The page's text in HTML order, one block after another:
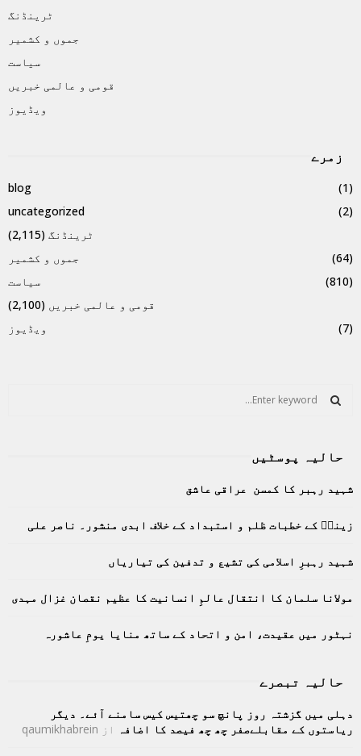
ٹرینڈنگ
جموں و کشمیر
سیاست
قومی و عالمی خبریں
ویڈیوز
زمرے
blog
(1)
uncategorized
(2)
ٹرینڈنگ (2,115)
جموں و کشمیر
(64)
سیاست
(810)
قومی و عالمی خبریں (2,100)
ویڈیوز
(7)
f
r
E
A
R
C
H
حالیہ پوسٹیں
شہید رہبر کا کمسن عراقی عاشق
زینبؑ کے خطبات ظلم و استبداد کے خلاف ابدی منشور۔ ناصر علی
شہید رہبرِ اسلامی کی تشیع و تدفین کی تیاریاں
مولانا سلمان کا انتقال عالمِ انسانیت کا عظیم نقصان غزال مہدی
نہٹور میں عقیدت، امن و اتحاد کے ساتھ منایا یومِ عاشورہ
حالیہ تبصرے
دہلی میں گزشتہ روز پانچ سو چھتیس کیس سامنے آئے۔ دیگر
ریاستوں کے مقابلےصفر چھ چھ فیصد کا اضافہ از qaumikhabrein